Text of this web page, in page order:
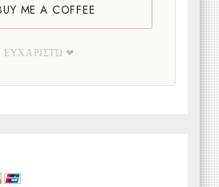
ME A COFFEE
ΕΥΧΑΡΙΣΤΏ ❤